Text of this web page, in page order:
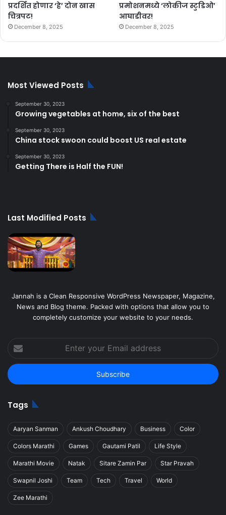
प्रदर्शित होणार ‘हे’ दोन खास
चित्रपट!
December 8, 2025
प्रमोशनमध्ये ‘लोकीज स्टुडिओ’
आघाडीवर!
December 8, 2025
Most Viewed Posts
September 30, 2023
Growing vegetables at home, six of the best
September 30, 2023
China stock swoon could boost US real estate
September 30, 2023
Getting There is Half the FUN!
Last Modified Posts
Jannah is a Clean Responsive WordPress Newspaper, Magazine,
News and Blog theme. Packed with options that allow you to
completely customize your website to your needs.
your
Email
address
Tags
Aaryan Sanman Ankush Choudhary Business Color
Colors Marathi Games Gautami Patil Life Style
Marathi Movie Natak Sitare Zamin Par Star Pravah
Swapnil Joshi Team Tech Travel World
Zee Marathi